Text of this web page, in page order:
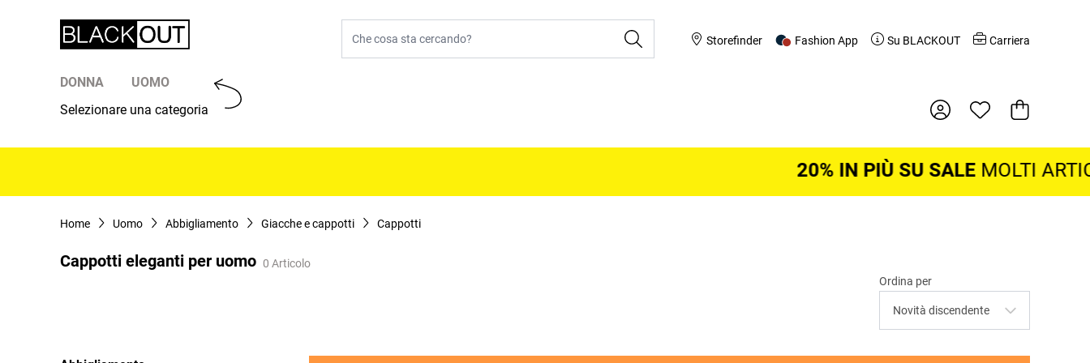
Storefinder Fashion App Su BLACKOUT Carriera
DONNA
UOMO
Selezionare una categoria
Cestino della
20% IN PIÙ SU SALEMOLTI
Home Uomo Abbigliamento Giacche e cappotti Cappotti
Cappotti eleganti per uomo 0 Articolo
Ordina per
Novità discendente